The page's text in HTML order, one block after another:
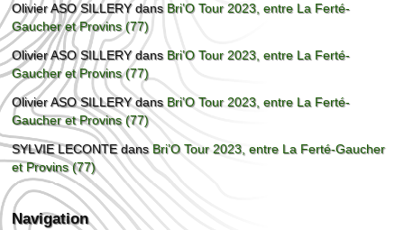
Olivier ASO SILLERYdans Bri’O Tour 2023, entre La Ferté-
Gaucher et Provins (77)
Olivier ASO SILLERYdans Bri’O Tour 2023, entre La Ferté-
Gaucher et Provins (77)
Olivier ASO SILLERYdans Bri’O Tour 2023, entre La Ferté-
Gaucher et Provins (77)
SYLVIE LECONTEdansBri’O Tour 2023, entre La Ferté-Gaucher
et Provins (77)
Navigation